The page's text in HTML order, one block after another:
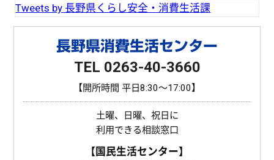
Tweets by 長野県くらし安全・消費生活課
長野県消費生活センター
TEL 0263-40-3660
【開所時間 平日8:30〜17:00】
土曜、日曜、祝日に
利用できる相談窓口
【国民生活センター】